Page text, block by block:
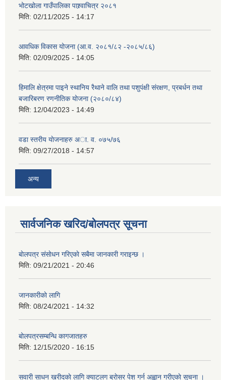
भोटखोला गाउँपालिका पाश्र्वाचित्र २०८१
मिति: 02/11/2025 - 14:17
आवधिक विकास योजना (आ.व. २०८१/८२ -२०८५/८६)
मिति: 02/09/2025 - 14:05
हिमालि क्षेत्रमा पाइने स्थानिय रैथाने वालि तथा पशुपंक्षी संरक्षण, प्रबर्धन तथा
बजारिबरण रणनीतिक योजना (२०८०/८४)
मिति: 12/04/2023 - 14:49
वडा स्तरीय याेजनाहरु अा. व. ०७५/७६
मिति: 09/27/2018 - 14:57
अन्य
सार्वजनिक खरिद/बोलपत्र सूचना
बाेलपत्र संसाेधन गरिएकाे सबैमा जानकारी गराइन्छ ।
मिति: 09/21/2021 - 20:46
जानकारीकाे लागि
मिति: 08/24/2021 - 14:32
बोलपत्रसम्बन्धि कागजातहरु
मिति: 12/15/2020 - 16:15
सवारी साधन खरीदकाे लागि क्याटलग ब्राेसर पेश गर्न अह्वान गरीएकाे सुचना ।